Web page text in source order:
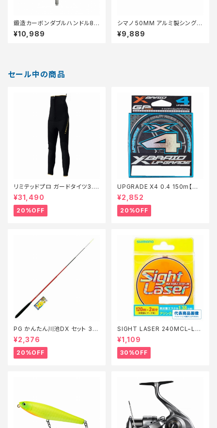
鍛造カーボンダブルハンドル82
mm シマノ ブラックシルバー H1
S82YD22DFBKSR
¥10,989
シマノ 50MM アルミ製シングル
ハンドル 湯川マサタカ氏全面監
修チタン製ノブ 50mm 焼入れ
¥9,889
セール中の商品
リミテッドプロ ガードタイツ3.0
FI−540X 黒 LB【特価装備】【2
0】
¥31,490
20%OFF
UPGRADE X4 0.4 150m【特
価仕掛】【20】
¥2,852
20%OFF
PG かんたん川池DX セット 36
0【特価セット】【20】
¥2,376
20%OFF
SIGHT LASER 240MCL−L75
Q 橙 0.2【特価仕掛】【30】
¥1,109
30%OFF